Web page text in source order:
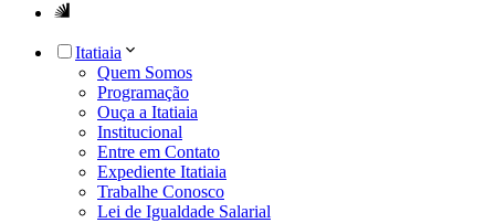
Itatiaia
Quem Somos
Programação
Ouça a Itatiaia
Institucional
Entre em Contato
Expediente Itatiaia
Trabalhe Conosco
Lei de Igualdade Salarial